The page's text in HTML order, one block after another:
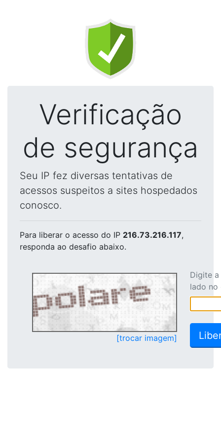
Verificação
de segurança
Seu IP fez diversas tentativas de
acessos suspeitos a sites hospedados
conosco.
Para liberar o acesso do IP 216.73.216.117,
responda ao desafio abaixo.
[trocar imagem]
Digite
lado no